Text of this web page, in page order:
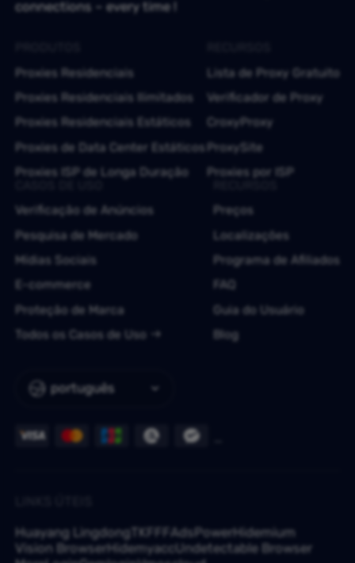
connections – every time !
português
Proxies Residenciais
Proxies Residenciais Ilimitados
Proxies Residenciais Estáticos
Proxies de Data Center Estáticos
Proxies ISP de Longa Duração
Lista de Proxy Gratuito
Verificador de Proxy
CroxyProxy
ProxySite
Proxies por ISP
Verificação de Anúncios
Pesquisa de Mercado
Mídias Sociais
E-commerce
Proteção de Marca
Todos os Casos de Uso
Preços
Localizações
Programa de Afiliados
FAQ
Guia do Usuário
Blog
Huayang Lingdong TKFFF AdsPowerHidemium
Vision BrowserHidemyaccUndetectable Browser